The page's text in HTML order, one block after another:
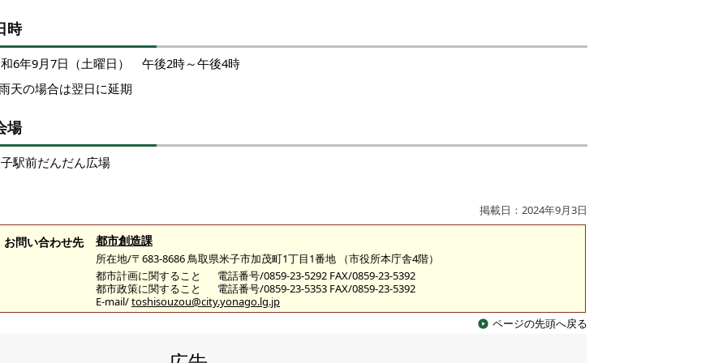
時
6年9月7日（土曜日） 午後2時～午後4時
天の場合は翌日に延期
場
駅前だんだん広場
掲載日：2024年9月3日
お問い合わせ先 都市創造課
所在地/〒683-8686 鳥取県米子市加茂町1丁目1番地 （市役所本庁舎4階）
都市計画に関すること
電話番号/0859-23-5292 FAX/0859-23-5392
都市政策に関すること
電話番号/0859-23-5353 FAX/0859-23-5392
E-mail/toshisouzou@city.yonago.lg.jp
ページの先頭へ戻る